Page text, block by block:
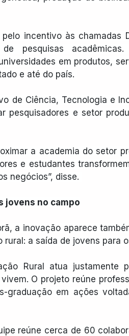
incentivo às chamadas
pesquisas
em produtos,
e até do país.
de Ciência, Tecnologia e
pesquisadores e setor
a academia do setor
e estudantes
negócios”, disse.
jovens no campo
a inovação aparece
a saída de jovens para
Rural atua justamente
O projeto reúne
graduação em ações
reúne cerca de 60